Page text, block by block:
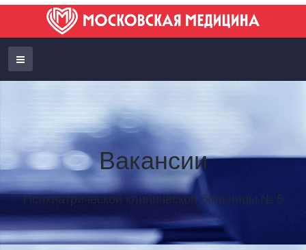
Вакансии
Психиатрической клинической больницы № 5